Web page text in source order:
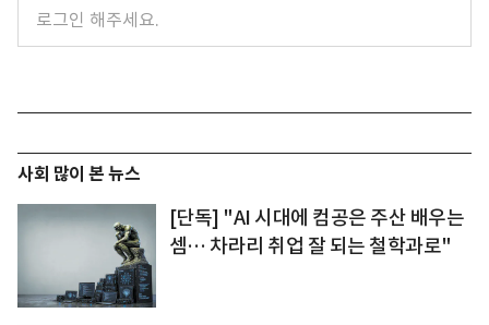
사회 많이 본 뉴스
[단독] "AI 시대에 컴공은 주산 배우는
셈… 차라리 취업 잘 되는 철학과로"